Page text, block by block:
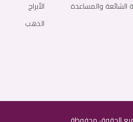
الشائعة والمساعدة
الأبراج
الذهب
الحقوق محفوظة